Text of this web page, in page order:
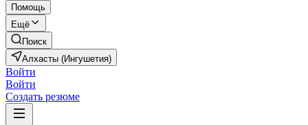
Помощь
Ещё
Поиск
Алхасты (Ингушетия)
Войти
Войти
Создать резюме